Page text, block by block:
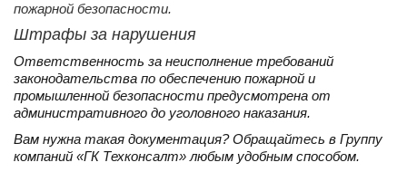
пожарной безопасности.
Штрафы за нарушения
Ответственность за неисполнение требований
законодательства по обеспечению пожарной и
промышленной безопасности предусмотрена от
административного до уголовного наказания.
Вам нужна такая документация? Обращайтесь в Группу
компаний «ГК Техконсалт» любым удобным способом.